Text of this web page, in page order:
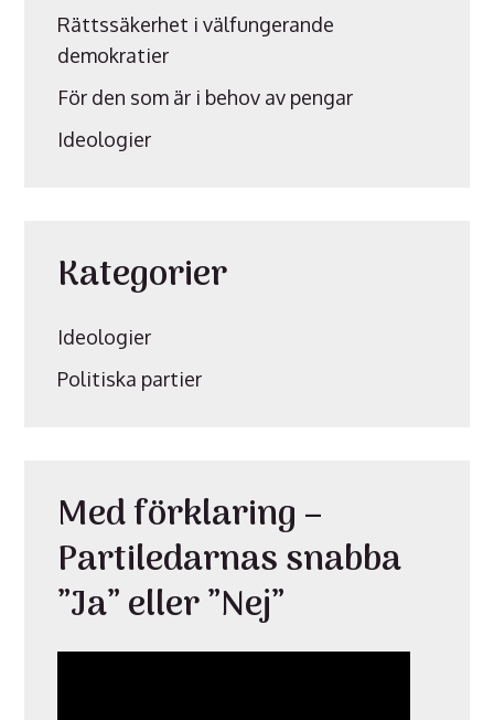
Rättssäkerhet i välfungerande
demokratier
För den som är i behov av pengar
Ideologier
Kategorier
Ideologier
Politiska partier
Med förklaring –
Partiledarnas snabba
”Ja” eller ”Nej”